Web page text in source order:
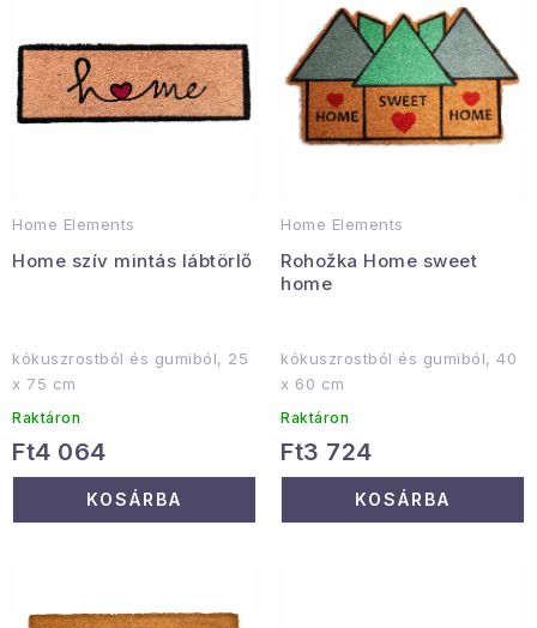
Egészség és szépség
Sziasztok, hív a nyár.
Szezonális kategóriák
Fekete Péntek
Karácsonyi esemény
k
l
i
j
a
k
r
e
z
é
Home Elements
Home szív mintás lábtörlő
kókuszrostból és gumiból, 25
x 75 cm
Raktáron
Ft4 064
KOSÁRBA
Home Elements
Rohožka Home sweet
home
kókuszrostból és gumiból, 40
x 60 cm
Raktáron
Ft3 724
KOSÁRBA